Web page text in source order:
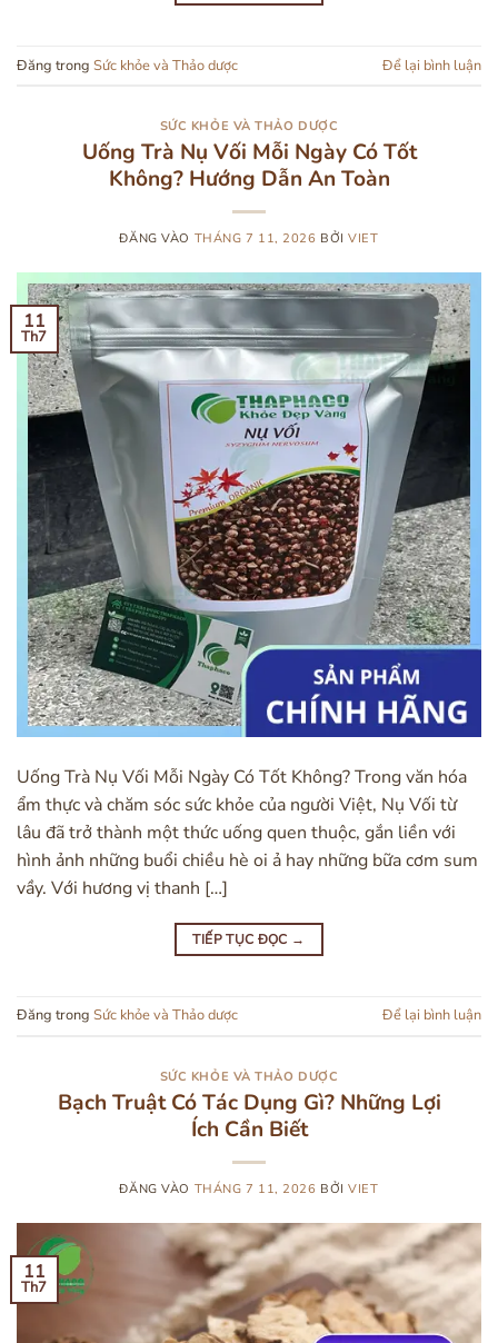
Đăng trong Sức khỏe và Thảo dược Để lại bình luận
SỨC KHỎE VÀ THẢO DƯỢC
Uống Trà Nụ Vối Mỗi Ngày Có Tốt
Không? Hướng Dẫn An Toàn
ĐĂNG VÀO THÁNG 7 11, 2026 BỞIVIET
11
Th7
Uống Trà Nụ Vối Mỗi Ngày Có Tốt Không? Trong văn hóa
ẩm thực và chăm sóc sức khỏe của người Việt, Nụ Vối từ
lâu đã trở thành một thức uống quen thuộc, gắn liền với
hình ảnh những buổi chiều hè oi ả hay những bữa cơm sum
vầy. Với hương vị thanh […]
TIẾP TỤC ĐỌC →
Đăng trong Sức khỏe và Thảo dược Để lại bình luận
SỨC KHỎE VÀ THẢO DƯỢC
Bạch Truật Có Tác Dụng Gì? Những Lợi
Ích Cần Biết
ĐĂNG VÀO THÁNG 7 11, 2026 BỞIVIET
11
Th7